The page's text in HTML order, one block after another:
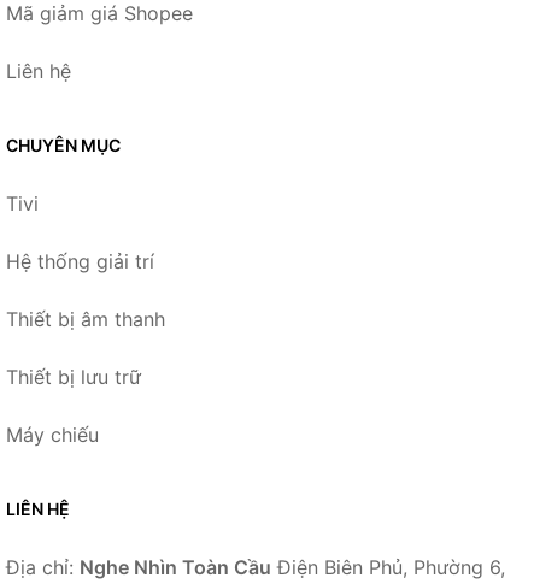
Mã giảm giá Shopee
Liên hệ
CHUYÊN MỤC
Tivi
Hệ thống giải trí
Thiết bị âm thanh
Thiết bị lưu trữ
Máy chiếu
LIÊN HỆ
Địa chỉ: Nghe Nhìn Toàn Cầu Điện Biên Phủ, Phường 6,